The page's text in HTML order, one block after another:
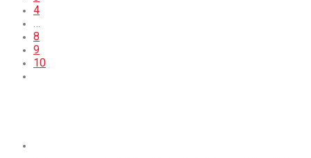
4
8
9
10